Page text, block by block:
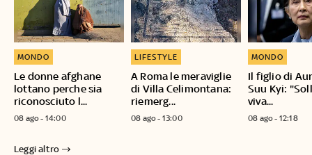
Le donne afghane
lottano perche sia
riconosciuto l...
MONDO
08 ago - 14:00
A Roma le meraviglie
di Villa Celimontana:
riemerg...
LIFESTYLE
08 ago - 13:00
Il figlio di
Suu Kyi:
viva...
MONDO
08 ago - 12:18
Leggi altro